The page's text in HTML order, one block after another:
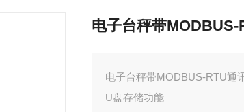
电子台秤带
电子台秤带MODBUS-RTU通
U盘存储功能